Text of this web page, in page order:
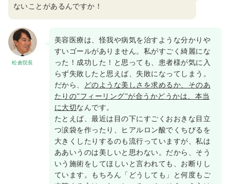
ないことがあるんですか！
松倉院長
美容医療は、怪我や病気を治すような分かりや
すいゴールがありません。私がすごく綺麗にな
った！成功した！と思っても、患者様が気に入
らず失敗したと思えば、失敗になってしまう。
だから、
どのような美しさを求めるか、そのあ
たりの”フィーリング”が合うかどうかは、本当
に大切なんです。
たとえば、最近は目の下にすごくおおきな目立
つ涙袋を作ったり、ヒアルロン酸でくちびるを
大きくしたりするのも流行っていますが、私は
ああいうのは美しいと思わない。だから、そう
いう施術をしてほしいと言われても、お断りし
ています。もちろん「どうしても」と何度もご